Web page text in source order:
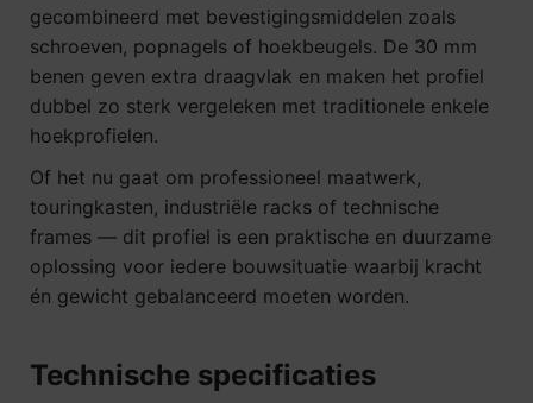
gecombineerd met bevestigingsmiddelen zoals
schroeven, popnagels of hoekbeugels. De 30 mm
benen geven extra draagvlak en maken het profiel
dubbel zo sterk vergeleken met traditionele enkele
hoekprofielen.
Of het nu gaat om professioneel maatwerk,
touringkasten, industriële racks of technische
frames — dit profiel is een praktische en duurzame
oplossing voor iedere bouwsituatie waarbij kracht
én gewicht gebalanceerd moeten worden.
Technische specificaties